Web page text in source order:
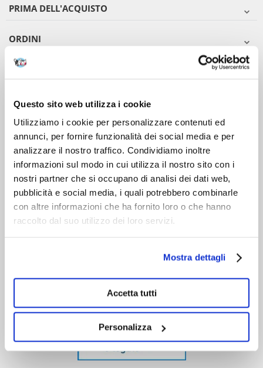
Questo sito web utilizza i cookie
Utilizziamo i cookie per personalizzare contenuti ed
annunci, per fornire funzionalità dei social media e per
analizzare il nostro traffico. Condividiamo inoltre
informazioni sul modo in cui utilizza il nostro sito con i
nostri partner che si occupano di analisi dei dati web,
pubblicità e social media, i quali potrebbero combinarle
con altre informazioni che ha fornito loro o che hanno
raccolto dal suo utilizzo dei loro servizi.
Mostra dettagli
Accetta tutti
Personalizza
PRIMA DELL'ACQUISTO
ORDINI
DOPO L'ACQUISTO
VIENI A CONOSCERCI